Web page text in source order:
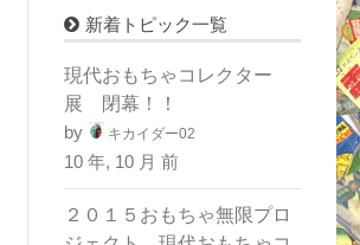
新着トピック一覧
現代おもちゃコレクター
展 閉幕！！
by
キカイダー02
10 年, 10 月 前
２０１５おもちゃ無限プロ